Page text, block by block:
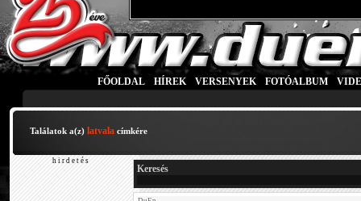
FŐOLDAL HÍREK VERSENYEK FOTÓALBUM
Találatok a(z)latvala címkére
h i r d e t é s
Keresés